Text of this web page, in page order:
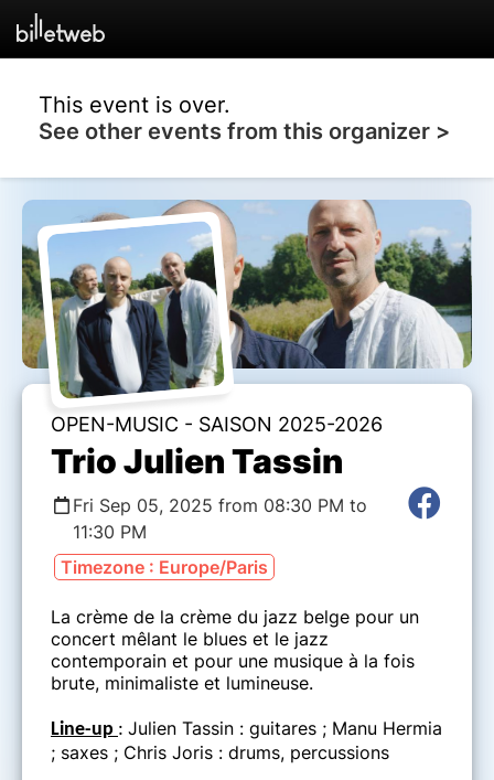
This event is over.
See other events from this organizer >
OPEN-MUSIC - SAISON 2025-2026
Trio Julien Tassin
Fri Sep 05, 2025 from 08:30 PM to
11:30 PM
Timezone : Europe/Paris
La crème de la crème du jazz belge pour un
concert mêlant le blues et le jazz
contemporain et pour une musique à la fois
brute, minimaliste et lumineuse.
Line-up : Julien Tassin : guitares ; Manu Hermia
; saxes ; Chris Joris : drums, percussions